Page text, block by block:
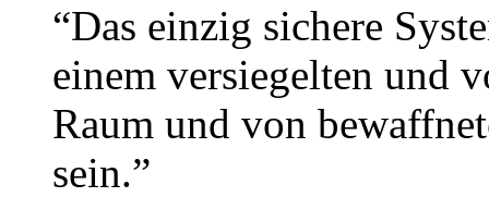
“Das einzig sichere
einem versiegelten und
Raum und von
sein.”